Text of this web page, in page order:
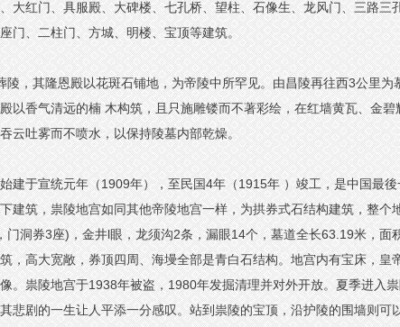
大红门、具服殿、大碑楼、七孔桥、望柱、石像生、龙风门、三路三
门、二柱门、方城、明楼、宝顶等建筑。
，其隆恩殿以花斑石铺地，为帝陵中所罕见。由昌陵再往西3公里
以香气清远的楠 木构筑，且只施雕镂而不著彩绘，在红墙黄瓦、金
云吐雾而不喷水，以保持陵墓内部乾燥。
建于宣统元年（1909年），至民国4年（1915年 ）竣工，是中国最
建筑，祟陵地宫如同其他帝陵地宫一样，为拱券式石结构建筑，整个
洞券3座)，金井l眼，龙须沟2条，漏眼14个，墓道全长63.19米，面
，高大宽敞，券顶四周、海墁全部是青白石结构。地宫内有宝床，皇
。祟陵地宫于1938年被盗，1980年发掘清理并对外开放。夏季进入
悲剧的一生让人平添一分感叹。站到祟陵的宝顶，沿护陵的围墙则可